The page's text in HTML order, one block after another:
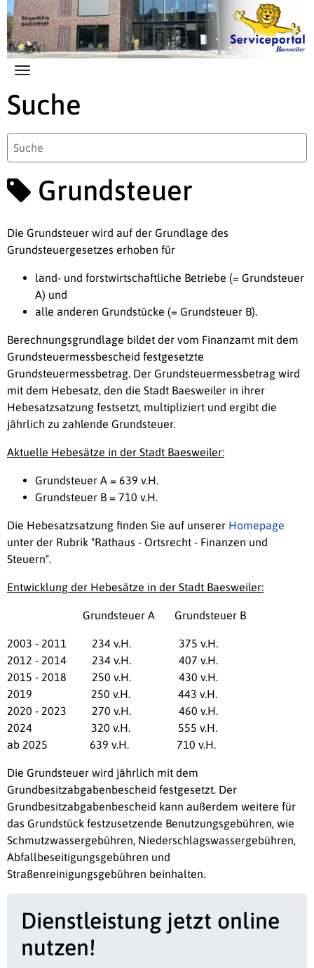
Zum Hauptinhalt springen
Suche
Grundsteuer
Die Grundsteuer wird auf der Grundlage des
Grundsteuergesetzes erhoben für
land- und forstwirtschaftliche Betriebe (= Grundsteuer
A) und
alle anderen Grundstücke (= Grundsteuer B).
Berechnungsgrundlage bildet der vom Finanzamt mit dem
Grundsteuermessbescheid festgesetzte
Grundsteuermessbetrag. Der Grundsteuermessbetrag wird
mit dem Hebesatz, den die Stadt Baesweiler in ihrer
Hebesatzsatzung festsetzt, multipliziert und ergibt die
jährlich zu zahlende Grundsteuer.
Aktuelle Hebesätze in der Stadt Baesweiler:
Grundsteuer A = 639 v.H.
Grundsteuer B = 710 v.H.
Die Hebesatzsatzung finden Sie auf unserer Homepage
unter der Rubrik "Rathaus - Ortsrecht - Finanzen und
Steuern".
Entwicklung der Hebesätze in der Stadt Baesweiler:
Grundsteuer A Grundsteuer B
2003 - 2011 234 v.H. 375 v.H.
2012 - 2014 234 v.H. 407 v.H.
2015 - 2018 250 v.H. 430 v.H.
2019 250 v.H. 443 v.H.
2020 - 2023 270 v.H. 460 v.H.
2024 320 v.H. 555 v.H.
ab 2025 639 v.H. 710 v.H.
Die Grundsteuer wird jährlich mit dem
Grundbesitzabgabenbescheid festgesetzt. Der
Grundbesitzabgabenbescheid kann außerdem weitere für
das Grundstück festzusetzende Benutzungsgebühren, wie
Schmutzwassergebühren, Niederschlagswassergebühren,
Abfallbeseitigungsgebühren und
Straßenreinigungsgebühren beinhalten.
Dienstleistung jetzt online
nutzen!